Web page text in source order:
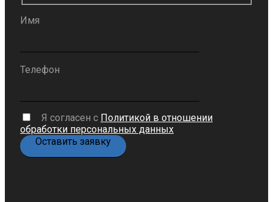
Имя
Телефон
Я согласен с Политикой в отношении
обработки персональных данных